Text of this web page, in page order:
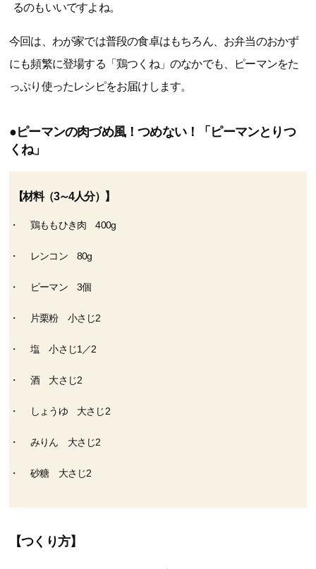
るのもいいですよね。
今回は、わが家では普段の食卓はもちろん、お弁当のおかず
にも頻繁に登場する「鶏つくね」のなかでも、ピーマンをた
っぷり使ったレシピをお届けします。
●ピーマンの肉づめ風！つめない！「ピーマンとりつ
くね」
【材料（3～4人分）】
鶏ももひき肉 400g
レンコン 80g
ピーマン 3個
片栗粉 小さじ2
塩 小さじ1／2
酒 大さじ2
しょうゆ 大さじ2
みりん 大さじ2
砂糖 大さじ2
【つくり方】